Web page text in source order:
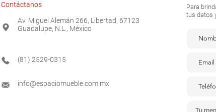
Contáctanos
Av. Miguel Alemán 266, Libertad, 67123
Guadalupe, N.L., México
(81) 2529-0315
info@espaciomueble.com.mx
Para
tus datos